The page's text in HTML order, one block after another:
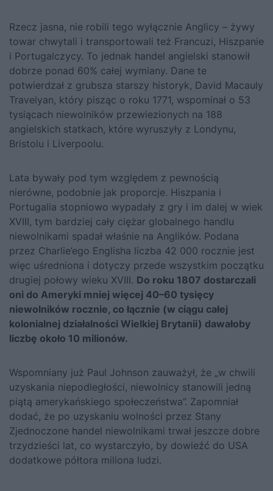
Rzecz jasna, nie robili tego wyłącznie Anglicy – żywy
towar chwytali i transportowali też Francuzi, Hiszpanie
i Portugalczycy. To jednak handel angielski stanowił
dobrze ponad 60% całej wymiany. Dane te
potwierdzał z grubsza starszy historyk, David Macauly
Travelyan, który pisząc o roku 1771, wspominał o 53
tysiącach niewolników przewiezionych na 188
angielskich statkach, które wyruszyły z Londynu,
Bristolu i Liverpoolu.
Lata bywały pod tym względem z pewnością
nierówne, podobnie jak proporcje. Hiszpania i
Portugalia stopniowo wypadały z gry i im dalej w wiek
XVIII, tym bardziej cały ciężar globalnego handlu
niewolnikami spadał właśnie na Anglików. Podana
przez Charlie’ego Englisha liczba 42 000 rocznie jest
więc uśredniona i dotyczy przede wszystkim początku
drugiej połowy wieku XVIII. Do roku 1807 dostarczali
oni do Ameryki mniej więcej 40–60 tysięcy
niewolników rocznie, co łącznie (w ciągu całej
kolonialnej działalności Wielkiej Brytanii) dawałoby
liczbę około 10 milionów.
Wspomniany już Paul Johnson zauważył, że „w chwili
uzyskania niepodległości, niewolnicy stanowili jedną
piątą amerykańskiego społeczeństwa”. Zapomniał
dodać, że po uzyskaniu wolności przez Stany
Zjednoczone handel niewolnikami trwał jeszcze dobre
trzydzieści lat, co wystarczyło, by dowieźć do USA
dodatkowe półtora miliona ludzi.